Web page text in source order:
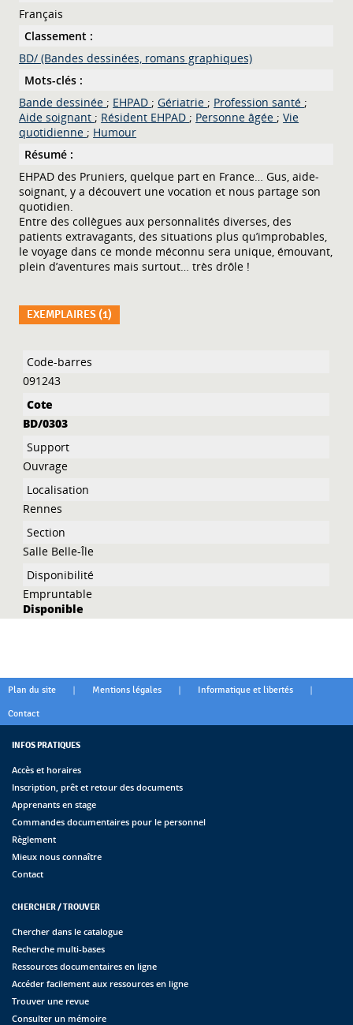
Français
Classement :
BD/ (Bandes dessinées, romans graphiques)
Mots-clés :
Bande dessinée ; EHPAD ; Gériatrie ; Profession santé ;
Aide soignant ; Résident EHPAD ; Personne âgée ; Vie
quotidienne ; Humour
Résumé :
EHPAD des Pruniers, quelque part en France… Gus, aide-
soignant, y a découvert une vocation et nous partage son
quotidien.
Entre des collègues aux personnalités diverses, des
patients extravagants, des situations plus qu’improbables,
le voyage dans ce monde méconnu sera unique, émouvant,
plein d’aventures mais surtout… très drôle !
EXEMPLAIRES (1)
Liste des exemplaires
091243
BD/0303
Ouvrage
Rennes
Salle Belle-Île
Empruntable
Disponible
Plan du site | Mentions légales | Informatique et libertés |
Contact
INFOS PRATIQUES
Accès et horaires
Inscription, prêt et retour des documents
Apprenants en stage
Commandes documentaires pour le personnel
Règlement
Mieux nous connaître
Contact
CHERCHER / TROUVER
Chercher dans le catalogue
Recherche multi-bases
Ressources documentaires en ligne
Accéder facilement aux ressources en ligne
Trouver une revue
Consulter un mémoire